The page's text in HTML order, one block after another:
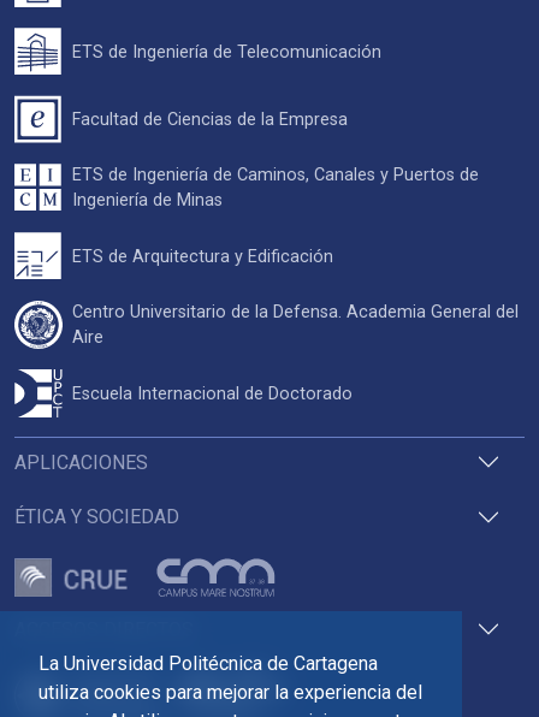
La Universidad Politécnica de Cartagena
utiliza cookies para mejorar la experiencia del
APLICACIONES
ÉTICA Y SOCIEDAD
ETS de Ingeniería de Telecomunicación
Facultad de Ciencias de la Empresa
ETS de Ingeniería de Caminos, Canales y Puertos de
Ingeniería de Minas
ETS de Arquitectura y Edificación
Centro Universitario de la Defensa. Academia General del
Aire
Escuela Internacional de Doctorado